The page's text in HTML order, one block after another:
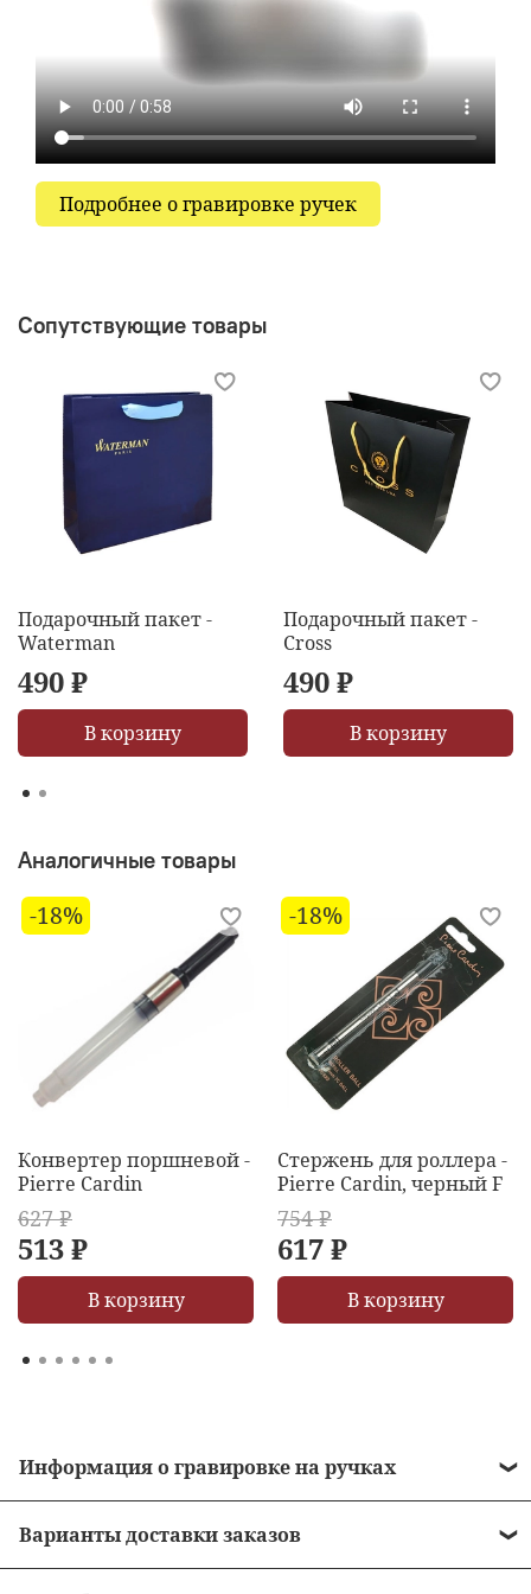
Подробнее о гравировке ручек
Сопутствующие товары
Подарочный пакет -
Waterman
490 ₽
В корзину
Подарочный пакет -
Cross
490 ₽
В корзину
Аналогичные товары
-18%
Конвертер поршневой -
Pierre Cardin
627 ₽
513 ₽
В корзину
-18%
Стержень для роллера -
Pierre Cardin, черный F
754 ₽
617 ₽
В корзину
Информация о гравировке на ручках
• Бесплатная гравировка на ручках от 10 000
Варианты доставки заказов